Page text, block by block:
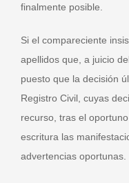
finalmente posible.
Si el compareciente
apellidos que, a juicio
puesto que la decisión
Registro Civil, cuyas
recurso, tras el
escritura las
advertencias oportunas.